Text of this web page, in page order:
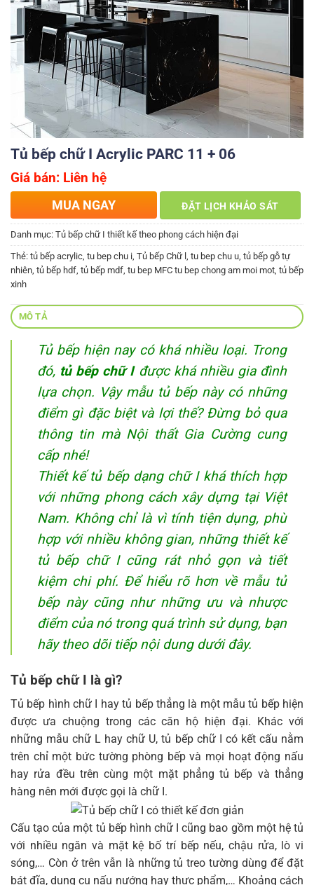
Tủ bếp chữ I Acrylic PARC 11 + 06
Giá bán: Liên hệ
MUA NGAY ĐẶT LỊCH KHẢO SÁT
Danh mục: Tủ bếp chữ I thiết kế theo phong cách hiện đại
Thẻ: tủ bếp acrylic, tu bep chu i, Tủ bếp Chữ l , tu bep chu u, tủ bếp gỗ tự
nhiên, tủ bếp hdf, tủ bếp mdf, tu bep MFC tu bep chong am moi mot, tủ bếp
xinh
MÔ TẢ
Tủ bếp hiện nay có khá nhiều loại. Trong
đó, tủ bếp chữ Iđược khá nhiều gia đình
lựa chọn. Vậy mẫu tủ bếp này có những
điểm gì đặc biệt và lợi thế? Đừng bỏ qua
thông tin mà Nội thất Gia Cường cung
cấp nhé!
Thiết kế tủ bếp dạng chữ I khá thích hợp
với những phong cách xây dựng tại Việt
Nam. Không chỉ là vì tính tiện dụng, phù
hợp với nhiều không gian, những thiết kế
tủ bếp chữ I cũng rát nhỏ gọn và tiết
kiệm chi phí. Để hiểu rõ hơn về mẫu tủ
bếp này cũng như những ưu và nhược
điểm của nó trong quá trình sử dụng, bạn
hãy theo dõi tiếp nội dung dưới đây.
Tủ bếp chữ I là gì?
Tủ bếp hình chữ I hay tủ bếp thẳng là một mẫu tủ bếp hiện
được ưa chuộng trong các căn hộ hiện đại. Khác với
những mẫu chữ L hay chữ U, tủ bếp chữ I có kết cấu nằm
trên chỉ một bức tường phòng bếp và mọi hoạt động nấu
hay rửa đều trên cùng một mặt phẳng tủ bếp và thẳng
hàng nên mới được gọi là chữ I.
Cấu tạo của một tủ bếp hình chữ I cũng bao gồm một hệ tủ
với nhiều ngăn và mặt kệ bố trí bếp nếu, chậu rửa, lò vi
sóng,… Còn ở trên vẫn là những tủ treo tường dùng để đặt
bát đĩa, dụng cụ nấu nướng hay thực phẩm,… Khoảng cách